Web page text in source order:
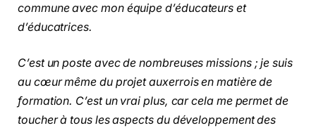
commune avec mon équipe d’éducateurs et
d’éducatrices.
C’est un poste avec de nombreuses missions ; je suis
au cœur même du projet auxerrois en matière de
formation. C’est un vrai plus, car cela me permet de
toucher à tous les aspects du développement des